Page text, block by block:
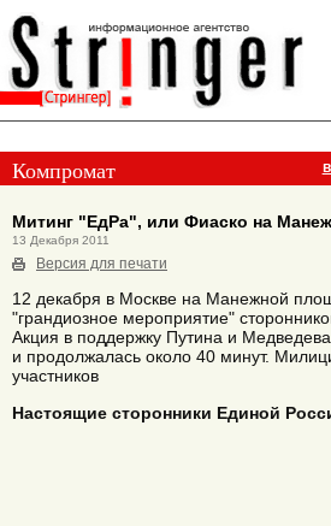
Компромат
Митинг "ЕдРа", или Фиаско на
13 Декабря 2011
Версия для печати
12 декабря в Москве на Манежной
"грандиозное мероприятие"
Акция в поддержку Путина и
и продолжалась около 40 минут.
участников
Настоящие сторонники Единой